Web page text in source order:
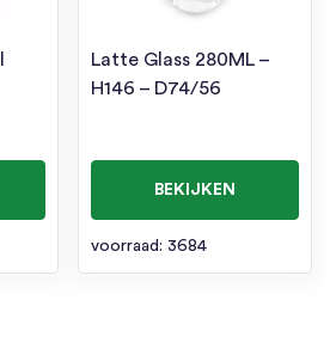
Latte Glass 280ML –
H146 – D74/56
BEKIJKEN
voorraad: 3684